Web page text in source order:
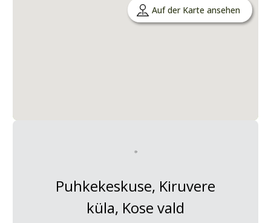
Auf der Karte ansehen
Puhkekeskuse, Kiruvere
küla, Kose vald